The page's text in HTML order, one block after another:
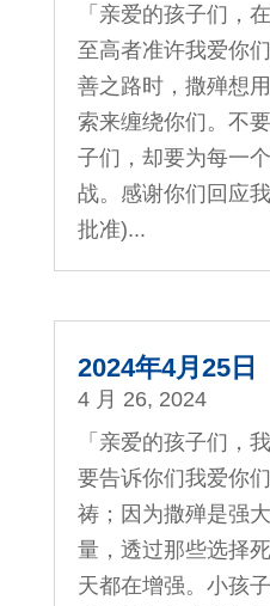
「亲爱的孩子们，
至高者准许我爱你
善之路时，撒殚想
索来缠绕你们。不
子们，却要为每一
战。感谢你们回应
批准)...
2024年4月25日
4 月 26, 2024
「亲爱的孩子们，
要告诉你们我爱你
祷；因为撒殚是强
量，透过那些选择
天都在增强。小孩